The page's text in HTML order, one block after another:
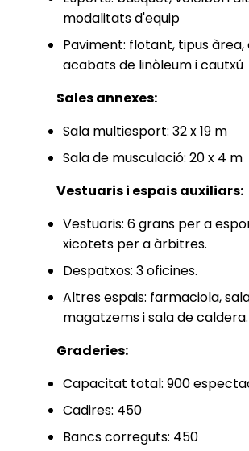
modalitats d'equip
Paviment: flotant, tipus
acabats de linòleum i cautxú
Sales annexes:
Sala multiesport: 32 x 19 m
Sala de musculació: 20 x 4 m
Vestuaris i espais auxiliars:
Vestuaris: 6 grans per a
xicotets per a àrbitres.
Despatxos: 3 oficines.
Altres espais: farmaciola,
magatzems i sala de caldera.
Graderies:
Capacitat total: 900
Cadires: 450
Bancs correguts: 450